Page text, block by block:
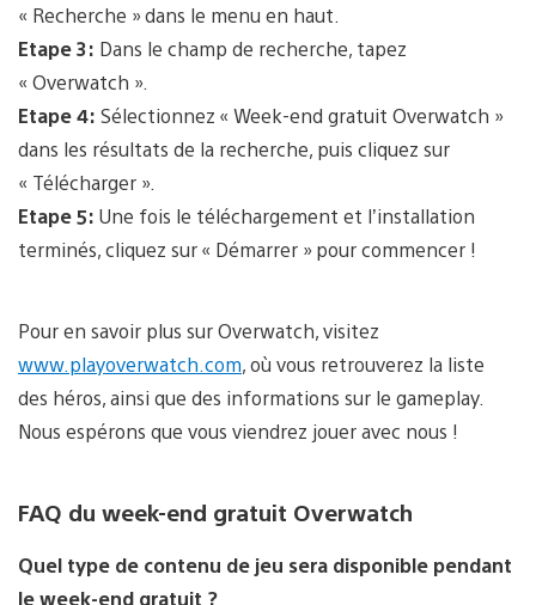
« Recherche » dans le menu en haut.
Etape 3: Dans le champ de recherche, tapez
« Overwatch ».
Etape 4: Sélectionnez « Week-end gratuit Overwatch »
dans les résultats de la recherche, puis cliquez sur
« Télécharger ».
Etape 5: Une fois le téléchargement et l’installation
terminés, cliquez sur « Démarrer » pour commencer !
Pour en savoir plus sur Overwatch, visitez
www.playoverwatch.com, où vous retrouverez la liste
des héros, ainsi que des informations sur le gameplay.
Nous espérons que vous viendrez jouer avec nous !
FAQ du week-end gratuit Overwatch
Quel type de contenu de jeu sera disponible pendant
le week-end gratuit ?